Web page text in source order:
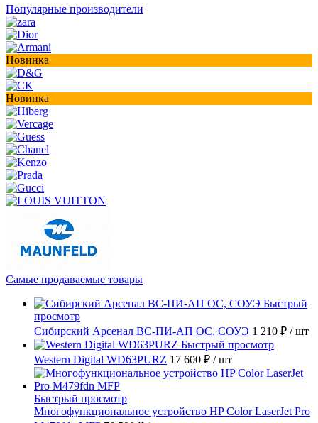
Популярные производители
Новинка
Новинка
Самые продаваемые товары
Быстрый
просмотр
Сибирский Арсенал ВС-ПИ-АП ОС, СОУЭ 1 210 ₽ / шт
Быстрый просмотр
Western Digital WD63PURZ 17 600 ₽ / шт
Быстрый просмотр
Многофункциональное устройство HP Color LaserJet Pro